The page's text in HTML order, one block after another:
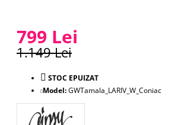
799 Lei
1.149 Lei
STOC EPUIZAT
Model:GWTamala_LARIV_W_Coniac